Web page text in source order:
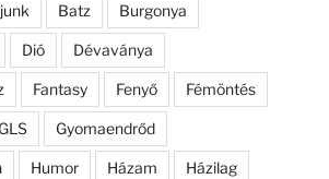
Batz Burgonya
Dió Dévaványa
Fantasy Fenyő Fémöntés
GLS Gyomaendrőd
Humor Házam Házilag